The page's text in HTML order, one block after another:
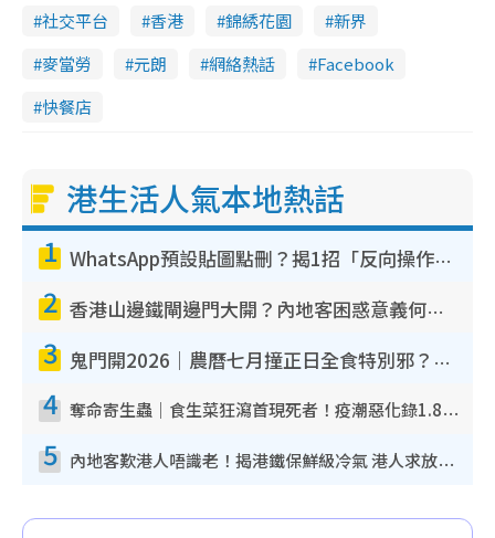
社交平台 香港 錦綉花園
新界
麥當勞
元朗 網絡熱話
Facebook
快餐店
港生活人氣本地熱話
1 WhatsApp預設貼圖點刪？揭1招「反向操作」還原簡潔介面 附3步實測教學
2 香港山邊鐵閘邊門大開？內地客困惑意義何在！網民神回覆：呢種叫法理性防禦
3 鬼門開2026｜農曆七月撞正日全食特別邪？專家警告切忌做一事！揭4大禁忌+2招保平安
4 奪命寄生蟲｜食生菜狂瀉首現死者！疫潮惡化錄1.8萬宗病例 揭洗菜3大謬誤
5 內地客歎港人唔識老！揭港鐵保鮮級冷氣 港人求放過：咪投訴